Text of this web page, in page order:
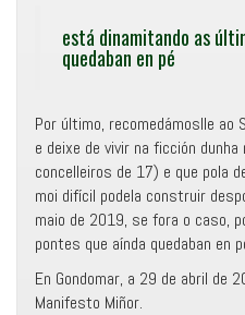
está dinamitando as
quedaban en pé
Por último, recomedámoslle ao
e deixe de vivir na ficción
concelleiros de 17) e que pola
moi difícil podela construir
maio de 2019, se fora o caso,
pontes que aínda quedaban en
En Gondomar, a 29 de abril de
Manifesto Miñor.